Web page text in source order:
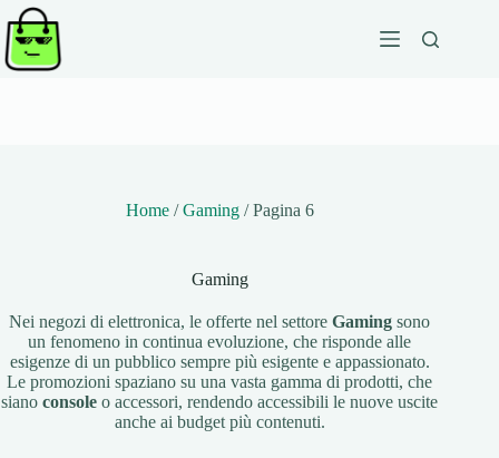
Salta
al
contenuto
Home/Gaming/Pagina 6
Gaming
Nei negozi di elettronica, le offerte nel settoreGamingsono
un fenomeno in continua evoluzione, che risponde alle
esigenze di un pubblico sempre più esigente e appassionato.
Le promozioni spaziano su una vasta gamma di prodotti, che
sianoconsoleo accessori, rendendo accessibili le nuove uscite
anche ai budget più contenuti.